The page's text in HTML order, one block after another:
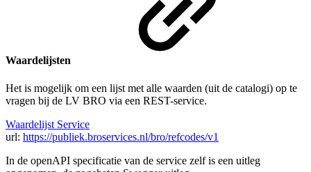
Waardelijsten
Het is mogelijk om een lijst met alle waarden (uit de catalogi) op te
vragen bij de LV BRO via een REST-service.
Waardelijst Service
url: https://publiek.broservices.nl/bro/refcodes/v1
In de openAPI specificatie van de service zelf is een uitleg